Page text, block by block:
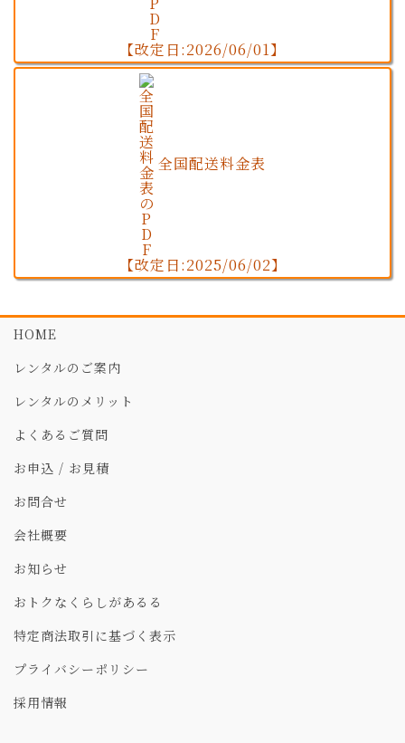
【改定日:2026/06/01】
全国配送料金表
【改定日:2025/06/02】
HOME
レンタルのご案内
レンタルのメリット
よくあるご質問
お申込 / お見積
お問合せ
会社概要
お知らせ
おトクなくらしがあるる
特定商法取引に基づく表示
プライバシーポリシー
採用情報